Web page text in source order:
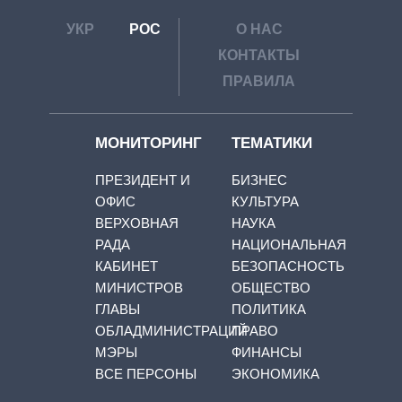
УКР РОС
О НАС
КОНТАКТЫ
ПРАВИЛА
МОНИТОРИНГ
ПРЕЗИДЕНТ И
ОФИС
ВЕРХОВНАЯ
РАДА
КАБИНЕТ
МИНИСТРОВ
ГЛАВЫ
ОБЛАДМИНИСТРАЦИЙ
МЭРЫ
ВСЕ ПЕРСОНЫ
ТЕМАТИКИ
БИЗНЕС
КУЛЬТУРА
НАУКА
НАЦИОНАЛЬНАЯ
БЕЗОПАСНОСТЬ
ОБЩЕСТВО
ПОЛИТИКА
ПРАВО
ФИНАНСЫ
ЭКОНОМИКА